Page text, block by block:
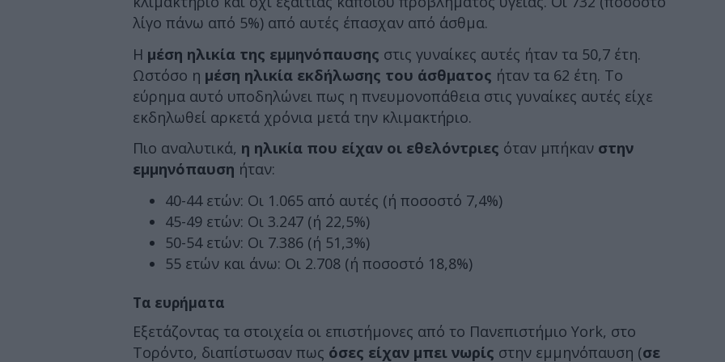
λίγο πάνω από 5%) από αυτές έπασχαν από άσθμα.
Η μέση ηλικία της εμμηνόπαυσης στις γυναίκες αυτές ήταν τα 50,7 έτη.
Ωστόσο η μέση ηλικία εκδήλωσης του άσθματος ήταν τα 62 έτη. Το
εύρημα αυτό υποδηλώνει πως η πνευμονοπάθεια στις γυναίκες αυτές είχε
εκδηλωθεί αρκετά χρόνια μετά την κλιμακτήριο.
Πιο αναλυτικά, η ηλικία που είχαν οι εθελόντριες όταν μπήκαν στην
εμμηνόπαυση ήταν:
40-44 ετών: Οι 1.065 από αυτές (ή ποσοστό 7,4%)
45-49 ετών: Οι 3.247 (ή 22,5%)
50-54 ετών: Οι 7.386 (ή 51,3%)
55 ετών και άνω: Οι 2.708 (ή ποσοστό 18,8%)
Τα ευρήματα
Εξετάζοντας τα στοιχεία οι επιστήμονες από το Πανεπιστήμιο York, στο
Τορόντο, διαπίστωσαν πως όσες είχαν μπει νωρίς στην εμμηνόπαυση (σε